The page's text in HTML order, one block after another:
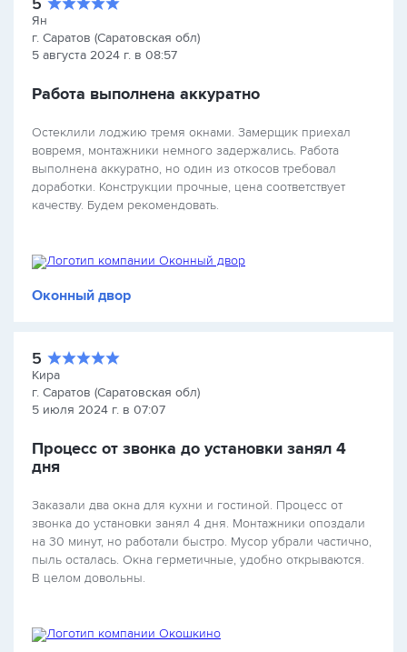
Ян
г. Саратов (Саратовская обл)
5 августа 2024 г. в 08:57
Работа выполнена аккуратно
Остеклили лоджию тремя окнами. Замерщик приехал
вовремя, монтажники немного задержались. Работа
выполнена аккуратно, но один из откосов требовал
доработки. Конструкции прочные, цена соответствует
качеству. Будем рекомендовать.
Оконный двор
5
Кира
г. Саратов (Саратовская обл)
5 июля 2024 г. в 07:07
Процесс от звонка до установки занял 4
дня
Заказали два окна для кухни и гостиной. Процесс от
звонка до установки занял 4 дня. Монтажники опоздали
на 30 минут, но работали быстро. Мусор убрали частично,
пыль осталась. Окна герметичные, удобно открываются.
В целом довольны.